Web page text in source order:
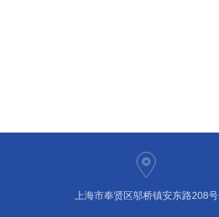
上海市奉贤区邬桥镇安东路208号